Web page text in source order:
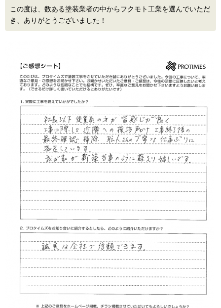
この度は、数ある塗装業者の中からフクモト工業を選んでいただ
き、ありがとうございました！